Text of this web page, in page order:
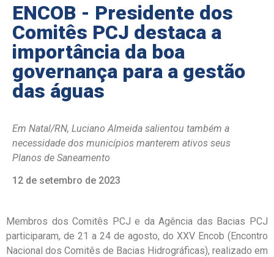
ENCOB - Presidente dos
Comitês PCJ destaca a
importância da boa
governança para a gestão
das águas
Em Natal/RN, Luciano Almeida salientou também a
necessidade dos municípios manterem ativos seus
Planos de Saneamento
12 de setembro de 2023
Membros dos Comitês PCJ e da Agência das Bacias PCJ
participaram, de 21 a 24 de agosto, do XXV Encob (Encontro
Nacional dos Comitês de Bacias Hidrográficas), realizado em